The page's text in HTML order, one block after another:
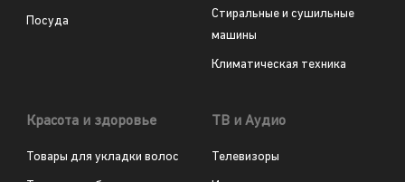
Посуда
Стиральные и сушильные
машины
Климатическая техника
Красота и здоровье
Товары для укладки волос
ТВ и Аудио
Телевизоры